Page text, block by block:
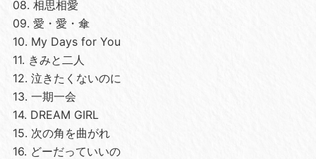
08. 相思相愛
09. 愛・愛・傘
10. My Days for You
11. きみと二人
12. 泣きたくないのに
13. 一期一会
14. DREAM GIRL
15. 次の角を曲がれ
16. どーだっていいの